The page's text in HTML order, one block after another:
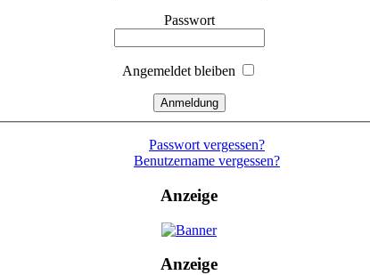
Passwort
Angemeldet bleiben
Passwort vergessen?
Benutzername vergessen?
Anzeige
Anzeige